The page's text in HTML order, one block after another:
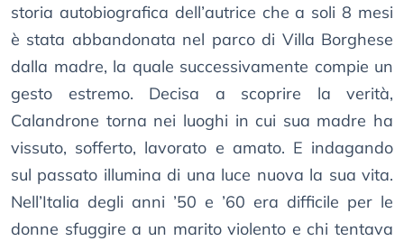
storia autobiografica dell’autrice che a soli 8 mesi
è stata abbandonata nel parco di Villa Borghese
dalla madre, la quale successivamente compie un
gesto estremo. Decisa a scoprire la verità,
Calandrone torna nei luoghi in cui sua madre ha
vissuto, sofferto, lavorato e amato. E indagando
sul passato illumina di una luce nuova la sua vita.
Nell’Italia degli anni ’50 e ’60 era difficile per le
donne sfuggire a un marito violento e chi tentava